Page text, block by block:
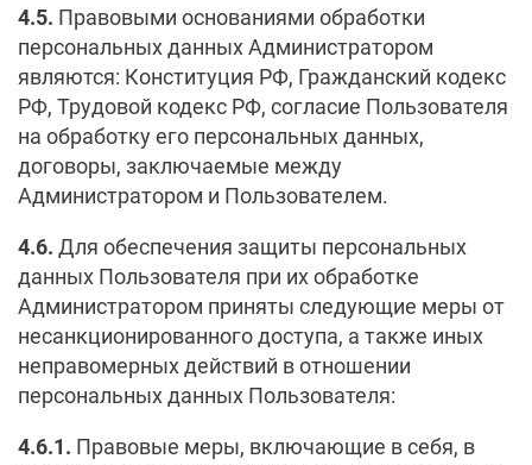
4.5. Правовыми основаниями обработки
персональных данных Администратором
являются: Конституция РФ, Гражданский кодекс
РФ, Трудовой кодекс РФ, согласие Пользователя
на обработку его персональных данных,
договоры, заключаемые между
Администратором и Пользователем.
4.6. Для обеспечения защиты персональных
данных Пользователя при их обработке
Администратором приняты следующие меры от
несанкционированного доступа, а также иных
неправомерных действий в отношении
персональных данных Пользователя:
4.6.1. Правовые меры, включающие в себя, в